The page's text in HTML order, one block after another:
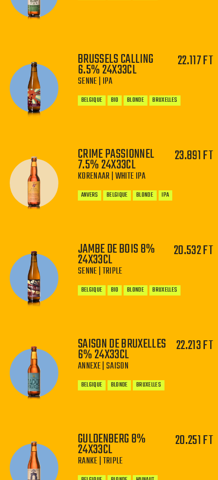
− +
BRUSSELS CALLING
6.5% 24X33CL
SENNE | IPA
22.117 FT
BELGIQUE BIO BLONDE BRUXELLES
− +
CRIME PASSIONNEL
7.5% 24X33CL
KORENAAR | WHITE IPA
23.891 FT
ANVERS BELGIQUE BLONDE IPA
−
JAMBE DE BOIS 8%
24X33CL
SENNE | TRIPLE
20.532 FT
BELGIQUE BIO BLONDE BRUXELLES
−
SAISON DE BRUXELLES
6% 24X33CL
ANNEXE | SAISON
22.213 FT
BELGIQUE BLONDE BRUXELLES
−
GULDENBERG 8%
24X33CL
RANKE | TRIPLE
20.251 FT